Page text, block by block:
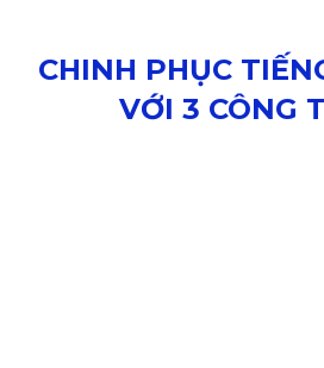
CHINH PHỤC
VỚI 3 CÔNG